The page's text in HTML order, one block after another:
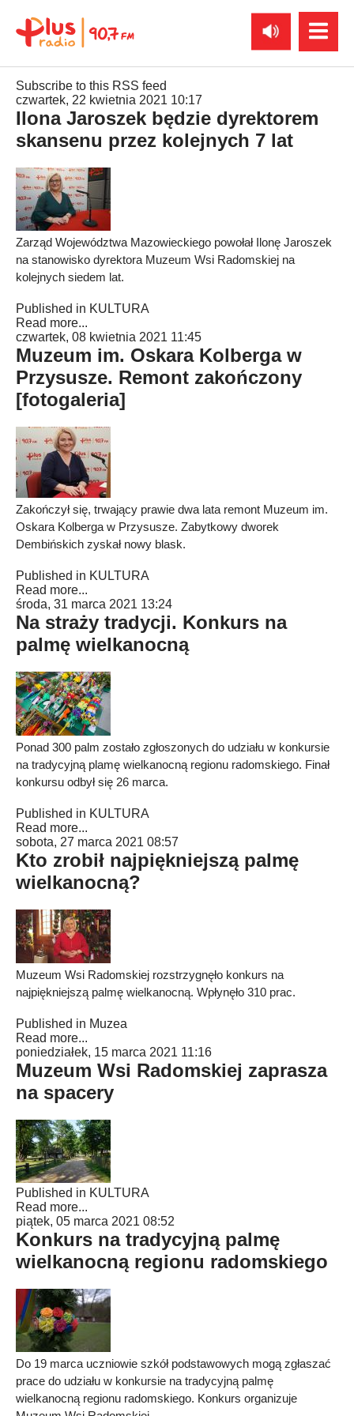
Subscribe to this RSS feed
czwartek, 22 kwietnia 2021 10:17
Ilona Jaroszek będzie dyrektorem
skansenu przez kolejnych 7 lat
Zarząd Województwa Mazowieckiego powołał Ilonę Jaroszek
na stanowisko dyrektora Muzeum Wsi Radomskiej na
kolejnych siedem lat.
Published in KULTURA
Read more...
czwartek, 08 kwietnia 2021 11:45
Muzeum im. Oskara Kolberga w
Przysusze. Remont zakończony
[fotogaleria]
Zakończył się, trwający prawie dwa lata remont Muzeum im.
Oskara Kolberga w Przysusze. Zabytkowy dworek
Dembińskich zyskał nowy blask.
Published in KULTURA
Read more...
środa, 31 marca 2021 13:24
Na straży tradycji. Konkurs na
palmę wielkanocną
Ponad 300 palm zostało zgłoszonych do udziału w konkursie
na tradycyjną plamę wielkanocną regionu radomskiego. Finał
konkursu odbył się 26 marca.
Published in KULTURA
Read more...
sobota, 27 marca 2021 08:57
Kto zrobił najpiękniejszą palmę
wielkanocną?
Muzeum Wsi Radomskiej rozstrzygnęło konkurs na
najpiękniejszą palmę wielkanocną. Wpłynęło 310 prac.
Published in Muzea
Read more...
poniedziałek, 15 marca 2021 11:16
Muzeum Wsi Radomskiej zaprasza
na spacery
Published in KULTURA
Read more...
piątek, 05 marca 2021 08:52
Konkurs na tradycyjną palmę
wielkanocną regionu radomskiego
Do 19 marca uczniowie szkół podstawowych mogą zgłaszać
prace do udziału w konkursie na tradycyjną palmę
wielkanocną regionu radomskiego. Konkurs organizuje